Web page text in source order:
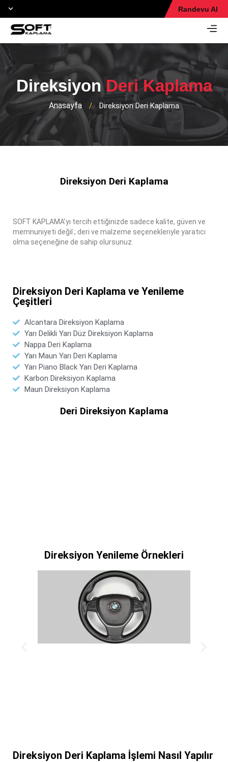
Randevu Al
DireksiyonDeri Kaplama
Anasayfa / Direksiyon Deri Kaplama
Direksiyon Deri Kaplama
SOFT KAPLAMA’yı tercih ettiğinizde sadece kalite, güven ve
memnuniyeti değil ; deri ve malzeme seçenekleriyle yaratıcı
olma seçeneğine de sahip olursunuz.
Direksiyon Deri Kaplama ve Yenileme
Çeşitleri
Alcantara Direksiyon Kaplama
Yarı Delikli Yarı Düz Direksiyon Kaplama
Nappa Deri Kaplama
Yarı Maun Yarı Deri Kaplama
Yarı Piano Black Yarı Deri Kaplama
Karbon Direksiyon Kaplama
Maun Direksiyon Kaplama
Deri Direksiyon Kaplama
Direksiyon Yenileme Örnekleri
Direksiyon Deri Kaplama İşlemi Nasıl Yapılır